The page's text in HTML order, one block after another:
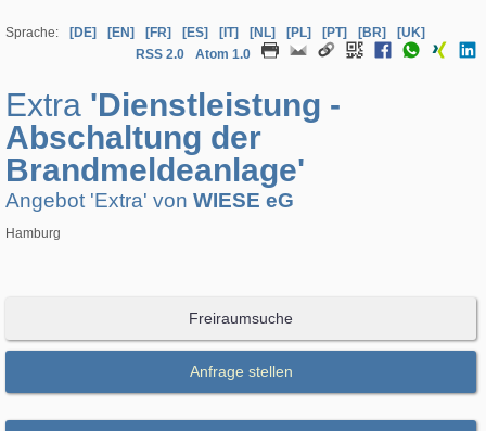
Sprache: [DE] [EN] [FR] [ES] [IT] [NL] [PL] [PT] [BR]
[UK]
RSS 2.0
Atom 1.0
Extra 'Dienstleistung -
Abschaltung der
Brandmeldeanlage'
Angebot 'Extra' von WIESE eG
Hamburg
Freiraumsuche
Anfrage stellen